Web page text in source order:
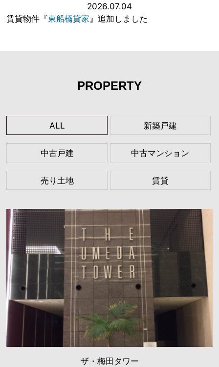
2026.07.04
賃貸物件『東船橋貸家』追加しました
PROPERTY
ALL 新築戸建
中古戸建 中古マンション
売り土地 賃貸
ザ・梅田タワー